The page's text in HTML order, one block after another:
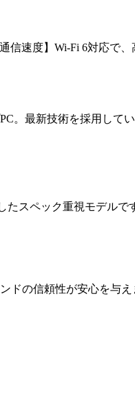
通信速度】Wi-Fi 6対応で
。最新技術を採用してい
たスペック重視モデルで
ドの信頼性が安心を与え